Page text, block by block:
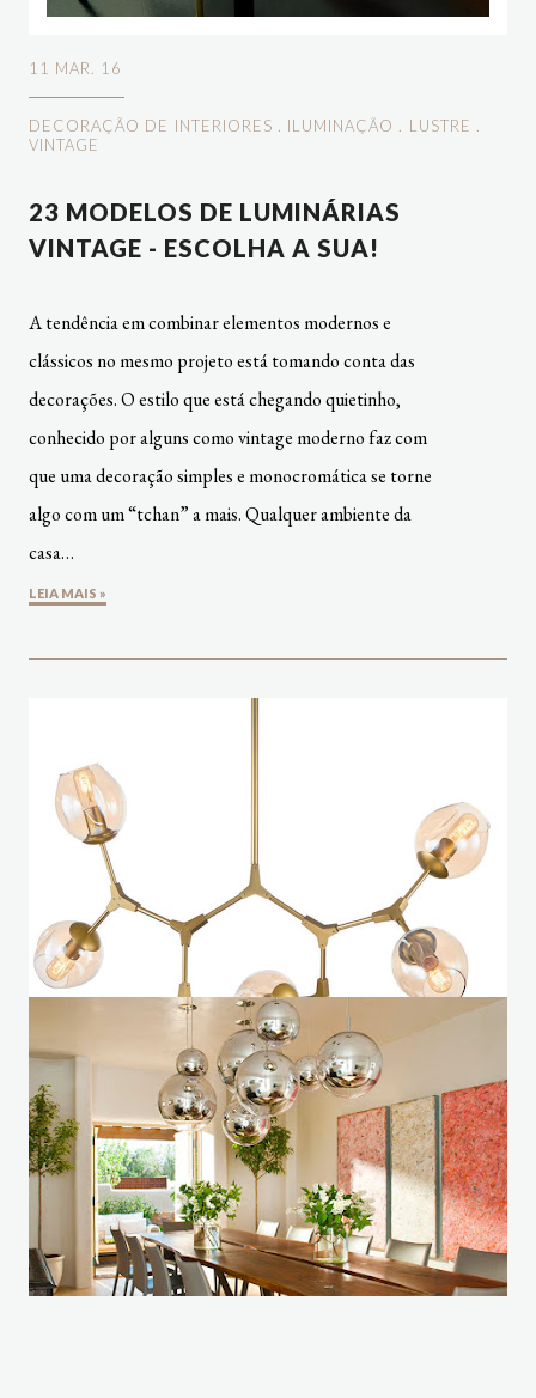
11 MAR. 16
DECORAÇÃO DE INTERIORES . ILUMINAÇÃO . LUSTRE .
VINTAGE
23 MODELOS DE LUMINÁRIAS
VINTAGE - ESCOLHA A SUA!
A tendência em combinar elementos modernos e
clássicos no mesmo projeto está tomando conta das
decorações. O estilo que está chegando quietinho,
conhecido por alguns como vintage moderno faz com
que uma decoração simples e monocromática se torne
algo com um “tchan” a mais. Qualquer ambiente da
casa…
LEIA MAIS »